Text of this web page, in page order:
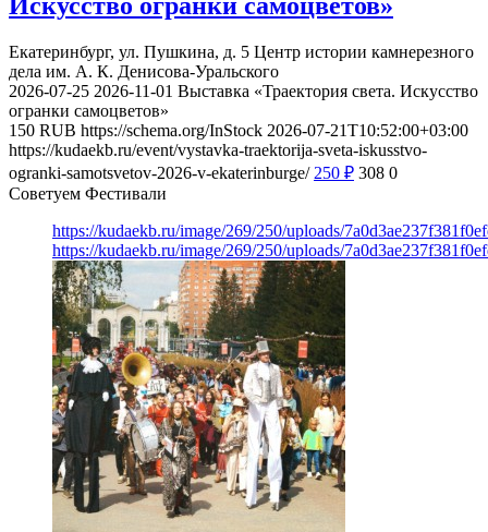
Искусство огранки самоцветов»
Екатеринбург, ул. Пушкина, д. 5 Центр истории камнерезного
дела им. А. К. Денисова-Уральского
2026-07-25 2026-11-01 Выставка «Траектория света. Искусство
огранки самоцветов»
150 RUB https://schema.org/InStock 2026-07-21T10:52:00+03:00
https://kudaekb.ru/event/vystavka-traektorija-sveta-iskusstvo-
ogranki-samotsvetov-2026-v-ekaterinburge/ 250 ₽ 308 0
Советуем Фестивали
https://kudaekb.ru/image/269/250/uploads/
https://kudaekb.ru/image/269/250/uploads/